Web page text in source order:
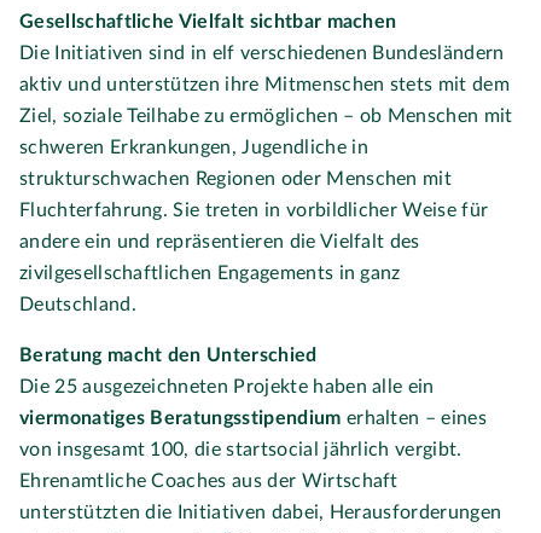
Gesellschaftliche Vielfalt sichtbar machen
Die Initiativen sind in elf verschiedenen Bundesländern
aktiv und unterstützen ihre Mitmenschen stets mit dem
Ziel, soziale Teilhabe zu ermöglichen – ob Menschen mit
schweren Erkrankungen, Jugendliche in
strukturschwachen Regionen oder Menschen mit
Fluchterfahrung. Sie treten in vorbildlicher Weise für
andere ein und repräsentieren die Vielfalt des
zivilgesellschaftlichen Engagements in ganz
Deutschland.
Beratung macht den Unterschied
Die 25 ausgezeichneten Projekte haben alle ein
viermonatiges Beratungsstipendium erhalten – eines
von insgesamt 100, die startsocial jährlich vergibt.
Ehrenamtliche Coaches aus der Wirtschaft
unterstützten die Initiativen dabei, Herausforderungen